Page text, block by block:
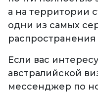
а на территории
одни из самых
распространения
Если вас
австралийской
мессенджер по